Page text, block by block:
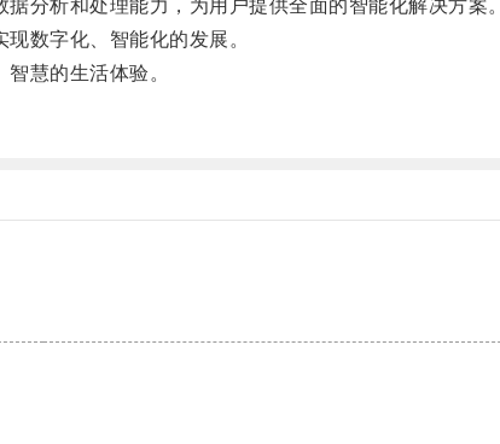
析和处理能力，为用户提供全面的智能化解决方案。
数字化、智能化的发展。
慧的生活体验。